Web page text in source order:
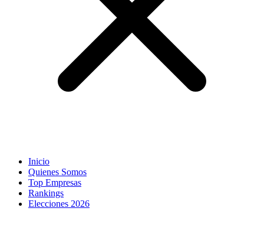
Inicio
Quienes Somos
Top Empresas
Rankings
Elecciones 2026